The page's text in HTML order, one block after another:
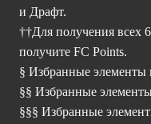
и Драфт.
††Для получения всех
получите FC Points.
§ Избранные элементы
§§ Избранные
§§§ Избранные